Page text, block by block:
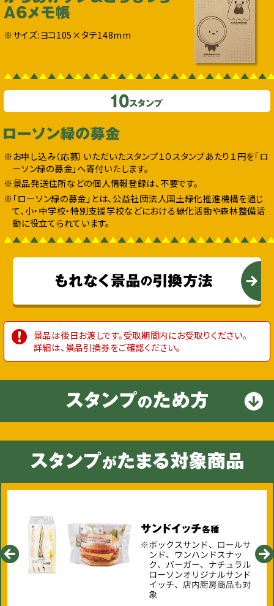
※サイズ:ヨコ105×タテ148mm
※お申し込み（応募）いただいたスタンプ１０スタンプあたり１円を「ロ
ーソン緑の募金」へ寄付いたします。
※景品発送住所などの個人情報登録は、不要です。
※「ローソン緑の募金」とは、公益社団法人国土緑化推進機構を通じ
て、小・中学校・特別支援学校などにおける緑化活動や森林整備活
動に役立てられています。
景品は後⽇お渡しです。受取期間内にお受取りください。
詳細は、景品引換券をご確認ください。